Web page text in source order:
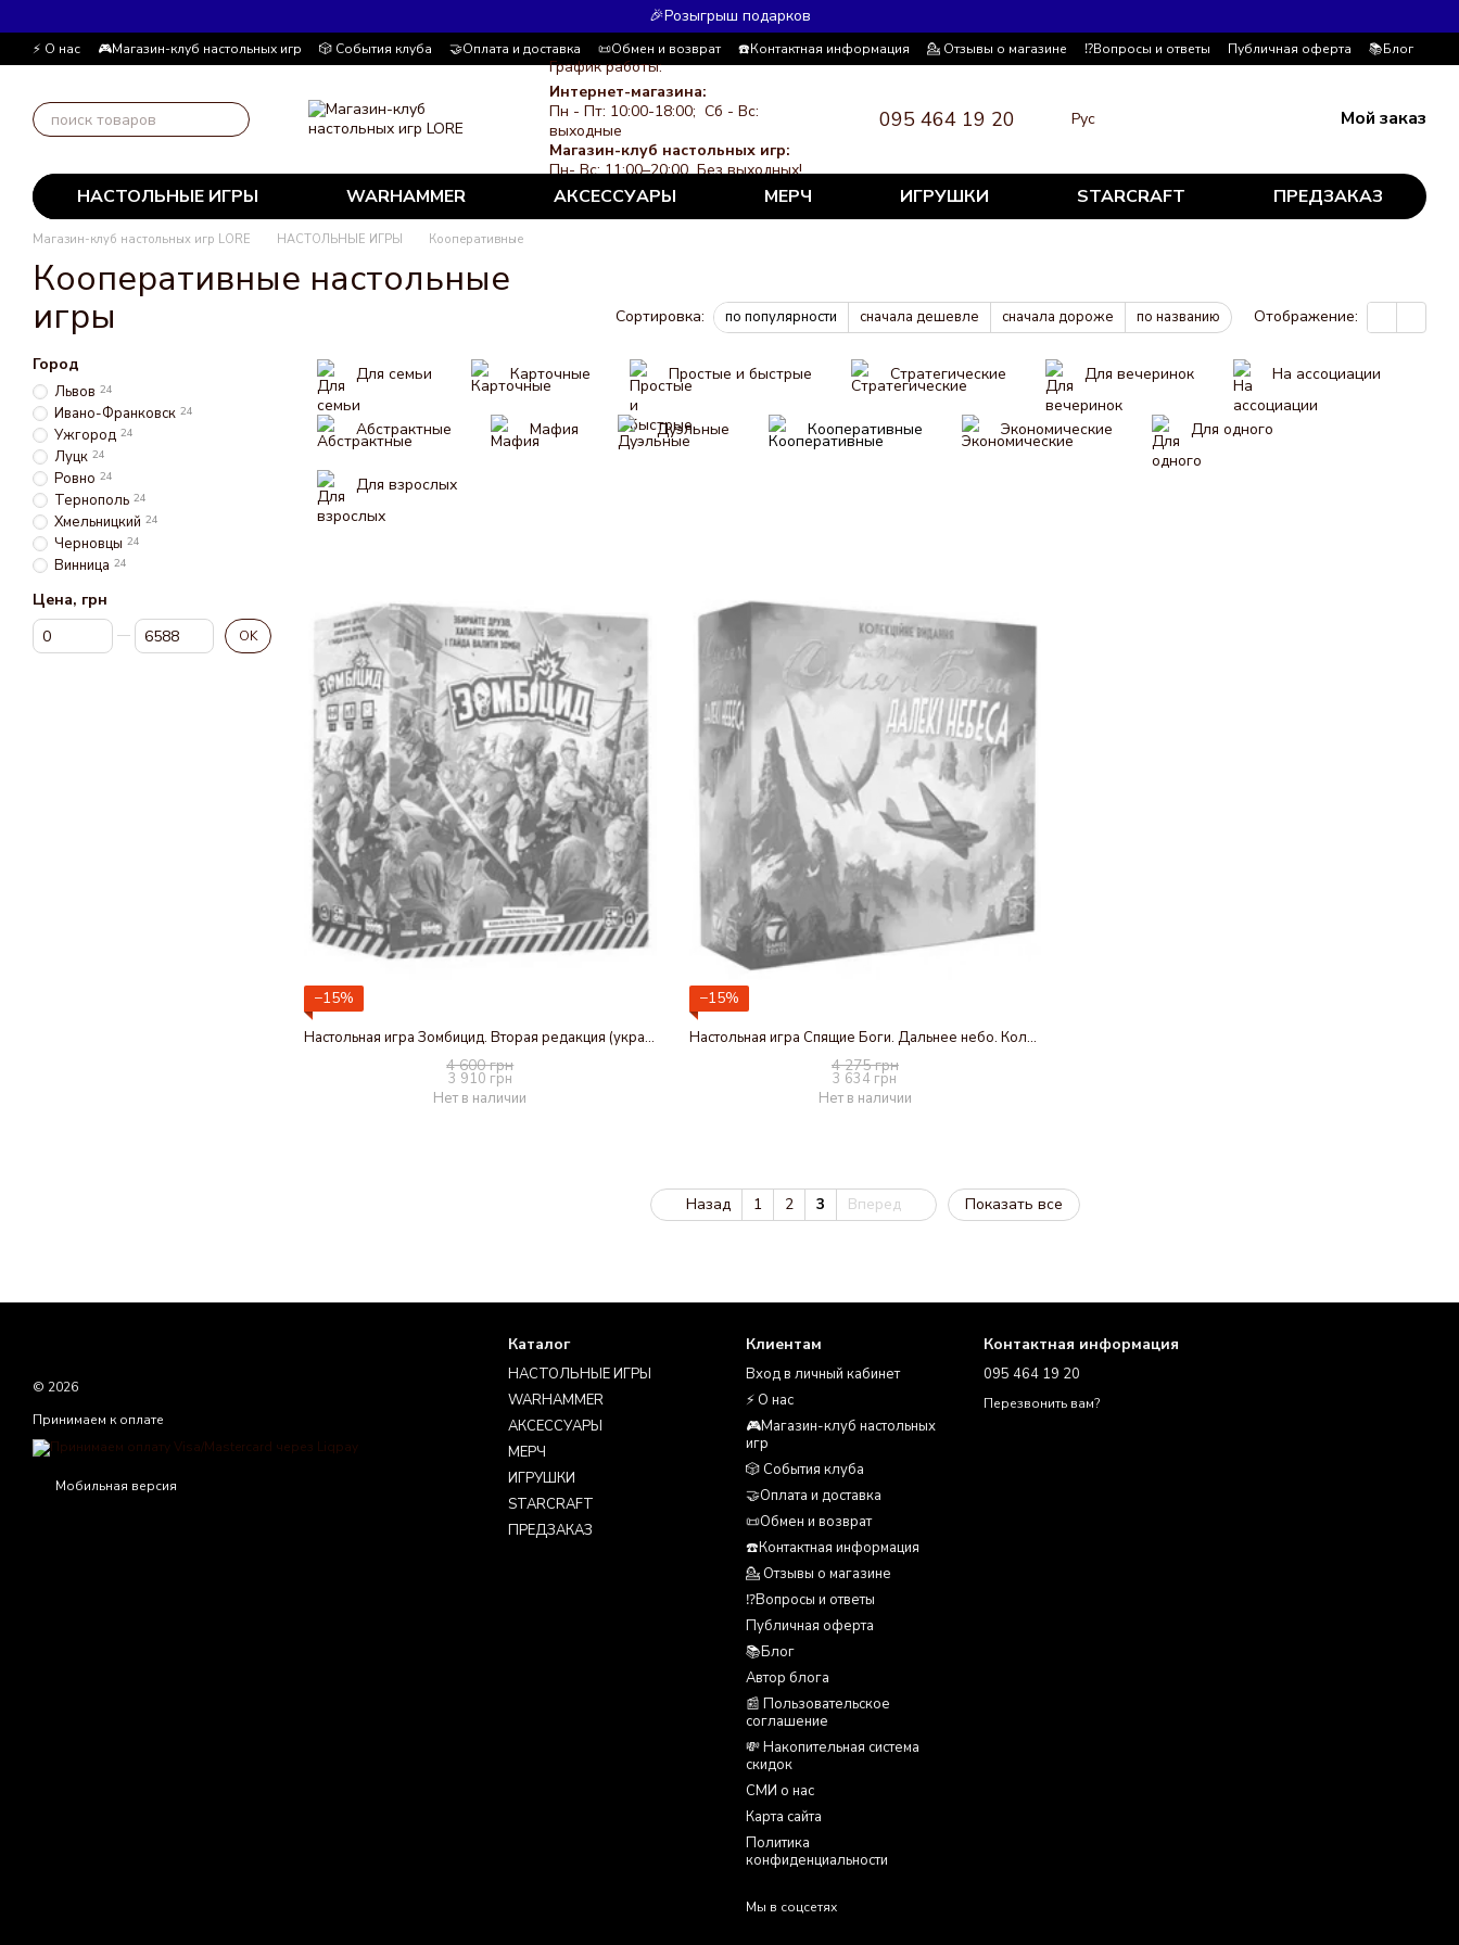
🎉Розыгрыш подарков
⚡ О нас 🎮Магазин-клуб настольных игр 🎲 События клуба 🤝Оплата и доставка 📜Обмен и возврат ☎️Контактная информация 💁 Отзывы о магазине ⁉️Вопросы и ответы Публичная оферта
📚Блог
Автор блога
📰 Пользовательское соглашение 💸 Накопительная система скидок СМИ о нас Политика конфиденциальности
График работы:
Интернет-магазина:
Пн - Пт: 10:00-18:00; Сб - Вс:
выходные
Магазин-клуб настольных игр:
Пн- Вс: 11:00–20:00 Без выходных!
095 464 19 20 Рус Мой заказ
НАСТОЛЬНЫЕ ИГРЫ WARHAMMER АКСЕССУАРЫ МЕРЧ ИГРУШКИ STARCRAFT ПРЕДЗАКАЗ
Магазин-клуб настольных игр LORE НАСТОЛЬНЫЕ ИГРЫ Кооперативные
Кооперативные настольные
игры
Сортировка: по популярности сначала дешевле сначала дороже по названию Отображение:
Для семьи Карточные Простые и быстрые Стратегические Для вечеринок На ассоциации
Абстрактные Мафия Дуэльные Кооперативные Экономические Для одного
Для взрослых
−15%
Настольная игра Зомбицид. Вторая редакция (украинская версия
4 600 грн
3 910 грн
Нет в наличии
−15%
Настольная игра Спящие Боги. Дальнее небо. Коллекционное издание (украинская версия
4 275 грн
3 634 грн
Нет в наличии
Назад 1 2 3 Вперед Показать все
Город
Львов 24
Ивано-Франковск 24
Ужгород 24
Луцк 24
Ровно 24
Тернополь 24
Хмельницкий 24
Черновцы 24
Винница 24
Цена, грн
От Цена, грн
До Цена, грн OK
© 2026
Принимаем к оплате
Мобильная версия
Каталог
НАСТОЛЬНЫЕ ИГРЫ
WARHAMMER
АКСЕССУАРЫ
МЕРЧ
ИГРУШКИ
STARCRAFT
ПРЕДЗАКАЗ
Клиентам
Вход в личный кабинет
⚡ О нас
🎮Магазин-клуб настольных
игр
🎲 События клуба
🤝Оплата и доставка
📜Обмен и возврат
☎️Контактная информация
💁 Отзывы о магазине
⁉️Вопросы и ответы
Публичная оферта
📚Блог
Автор блога
📰 Пользовательское
соглашение
💸 Накопительная система
скидок
СМИ о нас
Карта сайта
Политика
конфиденциальности
Мы в соцсетях
Контактная информация
095 464 19 20
Перезвонить вам?